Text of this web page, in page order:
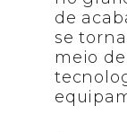
de
se
meio